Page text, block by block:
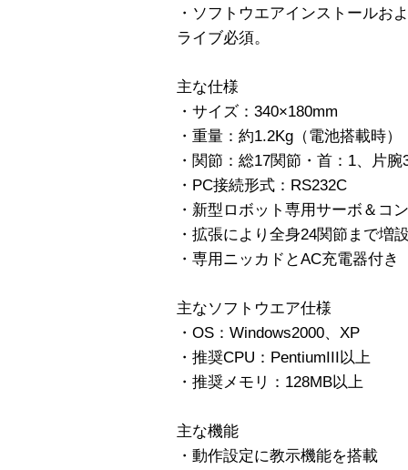
・ソフトウエアインストールお
ライブ必須。
主な仕様
・サイズ：340×180mm
・重量：約1.2Kg（電池搭載時）
・関節：総17関節・首：1、片
・PC接続形式：RS232C
・新型ロボット専用サーボ＆コ
・拡張により全身24関節まで増
・専用ニッカドとAC充電器付き
主なソフトウエア仕様
・OS：Windows2000、XP
・推奨CPU：PentiumIII以上
・推奨メモリ：128MB以上
主な機能
・動作設定に教示機能を搭載